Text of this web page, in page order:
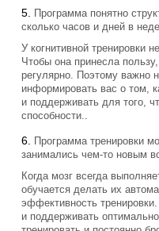
Программа понятно
сколько часов и дней в
У когнитивной тренировки
Чтобы она принесла
регулярно. Поэтому важно
информировать вас о том,
и поддерживать для того,
способности..
Программа тренировки
занимались чем-то новым
Когда мозг всегда
обучается делать их
эффективность
и поддерживать